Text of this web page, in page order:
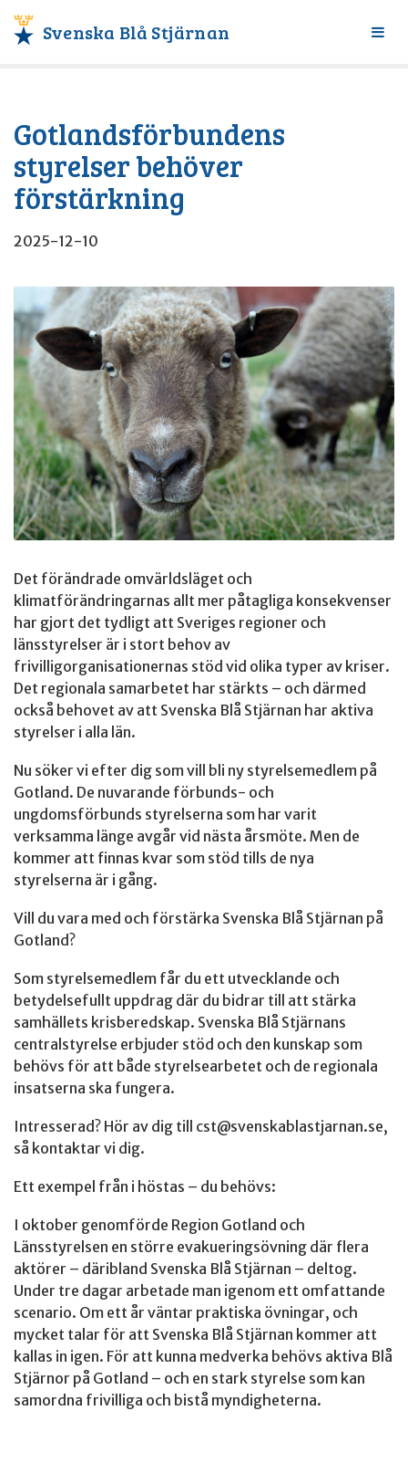
Svenska Blå Stjärnan
Växla
Gotlandsförbundens
styrelser behöver
förstärkning
2025-12-10
Det förändrade omvärldsläget och
klimatförändringarnas allt mer påtagliga konsekvenser
har gjort det tydligt att Sveriges regioner och
länsstyrelser är i stort behov av
frivilligorganisationernas stöd vid olika typer av kriser.
Det regionala samarbetet har stärkts – och därmed
också behovet av att Svenska Blå Stjärnan har aktiva
styrelser i alla län.
Nu söker vi efter dig som vill bli ny styrelsemedlem på
Gotland. De nuvarande förbunds- och
ungdomsförbunds styrelserna som har varit
verksamma länge avgår vid nästa årsmöte. Men de
kommer att finnas kvar som stöd tills de nya
styrelserna är i gång.
Vill du vara med och förstärka Svenska Blå Stjärnan på
Gotland?
Som styrelsemedlem får du ett utvecklande och
betydelsefullt uppdrag där du bidrar till att stärka
samhällets krisberedskap. Svenska Blå Stjärnans
centralstyrelse erbjuder stöd och den kunskap som
behövs för att både styrelsearbetet och de regionala
insatserna ska fungera.
Intresserad? Hör av dig till cst@svenskablastjarnan.se,
så kontaktar vi dig.
Ett exempel från i höstas – du behövs:
I oktober genomförde Region Gotland och
Länsstyrelsen en större evakueringsövning där flera
aktörer – däribland Svenska Blå Stjärnan – deltog.
Under tre dagar arbetade man igenom ett omfattande
scenario. Om ett år väntar praktiska övningar, och
mycket talar för att Svenska Blå Stjärnan kommer att
kallas in igen. För att kunna medverka behövs aktiva Blå
Stjärnor på Gotland – och en stark styrelse som kan
samordna frivilliga och bistå myndigheterna.